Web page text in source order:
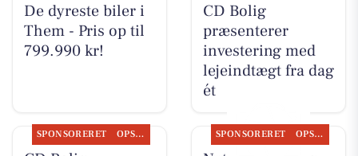
De dyreste biler i
Them - Pris op til
799.990 kr!
CD Bolig
præsenterer
investering med
lejeindtægt fra dag
ét
SPONSORERET OPSLAGSTAVLEN SPONSORERET OPSLAGSTAVLEN